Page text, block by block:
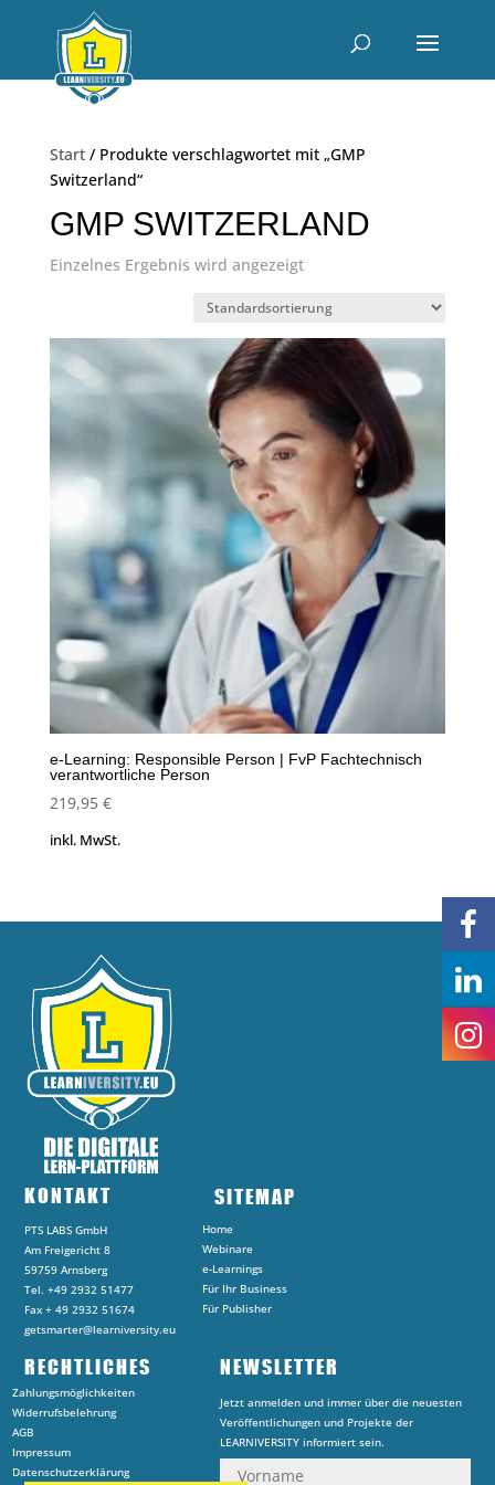
Start/ Produkte verschlagwortet mit „GMP
Switzerland“
GMP SWITZERLAND
Einzelnes Ergebnis wird angezeigt
e-Learning: Responsible Person | FvP Fachtechnisch
verantwortliche Person
219,95 €
inkl. MwSt.
KONTAKT
PTS LABS GmbH
Am Freigericht 8
59759 Arnsberg
Tel. +49 2932 51477
Fax + 49 2932 51674
getsmarter@learniversity.eu
SITEMAP
Home
Webinare
e-Learnings
Für Ihr Business
Für Publisher
RECHTLICHES
Zahlungsmöglichkeiten
Widerrufsbelehrung
AGB
Impressum
Datenschutzerklärung
NEWSLETTER
Jetzt anmelden und immer über die neuesten
Veröffentlichungen und Projekte der
LEARNIVERSITY informiert sein.